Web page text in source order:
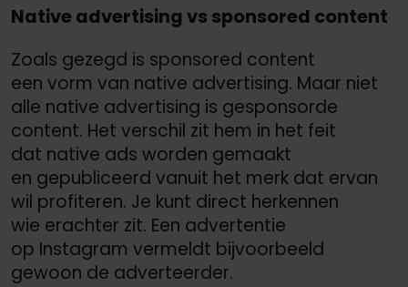
Native advertising vs sponsored content
Zoals gezegd is sponsored content
een vorm van native advertising. Maar niet
alle native advertising is gesponsorde
content. Het verschil zit hem in het feit
dat native ads worden gemaakt
en gepubliceerd vanuit het merk dat ervan
wil profiteren. Je kunt direct herkennen
wie erachter zit. Een advertentie
op Instagram vermeldt bijvoorbeeld
gewoon de adverteerder.